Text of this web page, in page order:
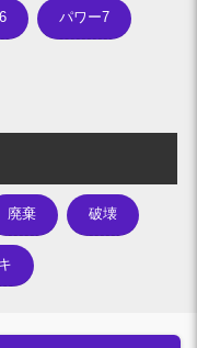
パワー7
廃棄 破壊